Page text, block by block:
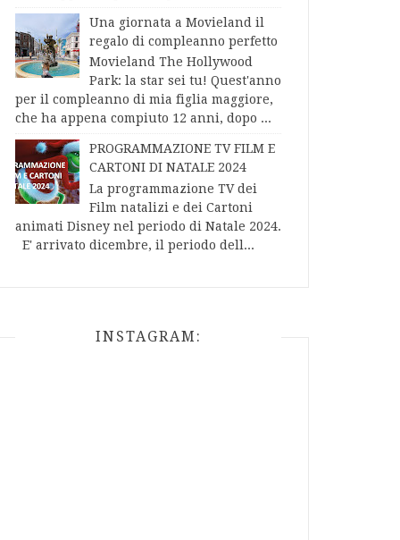
Una giornata a Movieland il
regalo di compleanno perfetto
Movieland The Hollywood
Park: la star sei tu! Quest'anno
per il compleanno di mia figlia maggiore,
che ha appena compiuto 12 anni, dopo ...
PROGRAMMAZIONE TV FILM E
CARTONI DI NATALE 2024
La programmazione TV dei
Film natalizi e dei Cartoni
animati Disney nel periodo di Natale 2024.
E' arrivato dicembre, il periodo dell...
INSTAGRAM: